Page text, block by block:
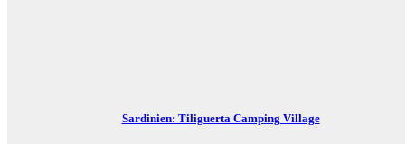
Sardinien: Tiliguerta Camping Village